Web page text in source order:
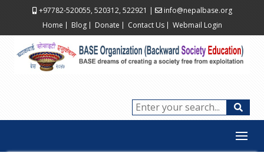
+97782-520055, 520312, 522921 |
info@nepalbase.org
Home
Blog Donate Contact Us Webmail Login